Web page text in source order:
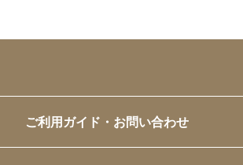
ご利用ガイド・お問い合わせ